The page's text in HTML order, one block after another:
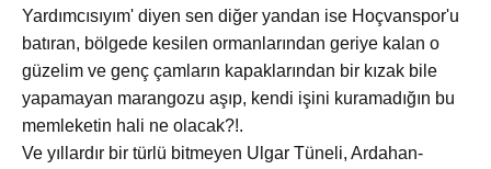
Yardımcısıyım' diyen sen diğer yandan ise Hoçvanspor'u
batıran, bölgede kesilen ormanlarından geriye kalan o
güzelim ve genç çamların kapaklarından bir kızak bile
yapamayan marangozu aşıp, kendi işini kuramadığın bu
memleketin hali ne olacak?!.
Ve yıllardır bir türlü bitmeyen Ulgar Tüneli, Ardahan-